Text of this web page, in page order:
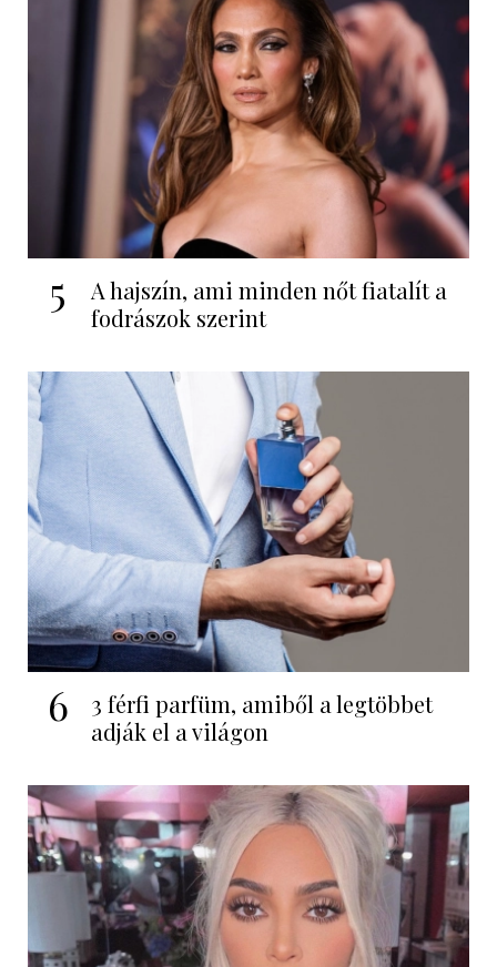
5
A hajszín, ami minden nőt fiatalít a
fodrászok szerint
6
3 férfi parfüm, amiből a legtöbbet
adják el a világon